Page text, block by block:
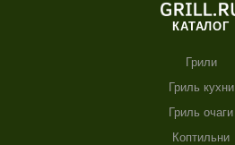
КАТАЛОГ
Грили
Гриль кухни
Гриль очаги
Коптильни